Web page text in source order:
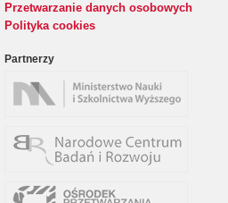
Przetwarzanie danych osobowych
Polityka cookies
Partnerzy